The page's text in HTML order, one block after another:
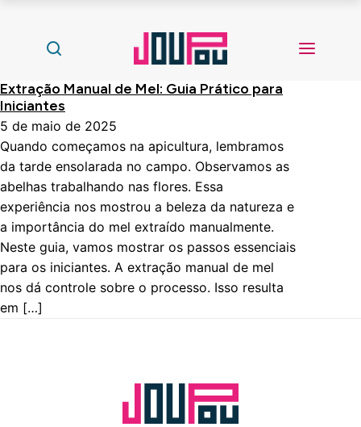
Extração Manual de Mel: Guia Prático para
Iniciantes
5 de maio de 2025
Quando começamos na apicultura, lembramos
da tarde ensolarada no campo. Observamos as
abelhas trabalhando nas flores. Essa
experiência nos mostrou a beleza da natureza e
a importância do mel extraído manualmente.
Neste guia, vamos mostrar os passos essenciais
para os iniciantes. A extração manual de mel
nos dá controle sobre o processo. Isso resulta
em […]